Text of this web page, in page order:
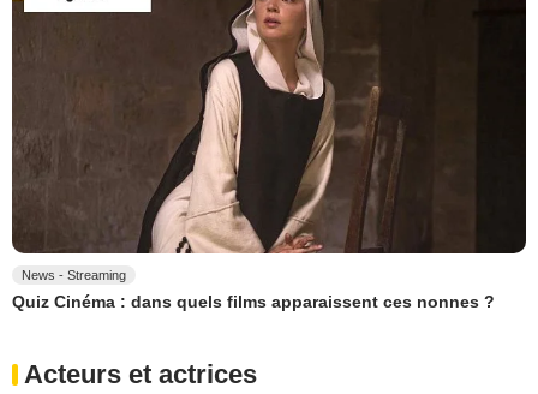
News - Streaming
Quiz Cinéma : dans quels films apparaissent ces nonnes ?
Acteurs et actrices